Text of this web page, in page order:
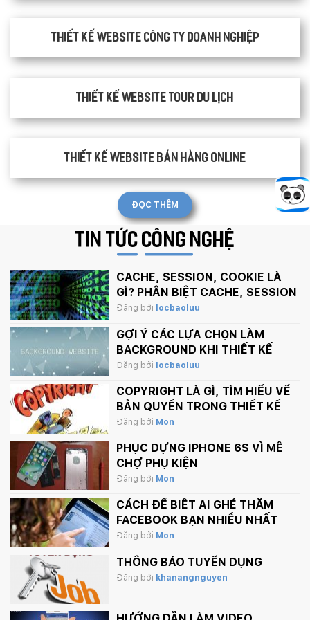
Thiết kế website công ty doanh nghiệp
Thiết kế website tour du lịch
Thiết kế website bán hàng Online
ĐỌC THÊM
TIN TỨCCÔNG NGHỆ
CACHE, SESSION, COOKIE LÀ
GÌ? PHÂN BIỆT CACHE, SESSION
VÀ COOKIE
Đăng bởi locbaoluu
GỢI Ý CÁC LỰA CHỌN LÀM
BACKGROUND KHI THIẾT KẾ
WEBSITE
Đăng bởi locbaoluu
COPYRIGHT LÀ GÌ, TÌM HIỂU VỀ
BẢN QUYỀN TRONG THIẾT KẾ
Đăng bởi Mon
PHỤC DỰNG IPHONE 6S VÌ MÊ
CHỢ PHỤ KIỆN
Đăng bởi Mon
CÁCH ĐỂ BIẾT AI GHÉ THĂM
FACEBOOK BẠN NHIỀU NHẤT
Đăng bởi Mon
THÔNG BÁO TUYỂN DỤNG
Đăng bởi khanangnguyen